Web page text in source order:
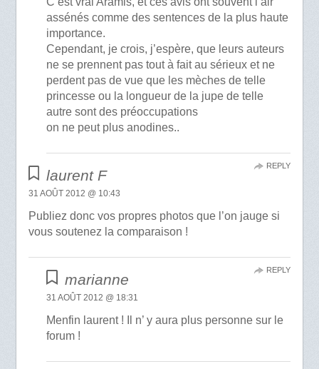
assénés comme des sentences de la plus haute
importance.
Cependant, je crois, j’espère, que leurs auteurs
ne se prennent pas tout à fait au sérieux et ne
perdent pas de vue que les mèches de telle
princesse ou la longueur de la jupe de telle
autre sont des préoccupations
on ne peut plus anodines..
laurent F
31 AOÛT 2012 @ 10:43
Publiez donc vos propres photos que l’on jauge si
vous soutenez la comparaison !
REPLY
marianne
31 AOÛT 2012 @ 18:31
Menfin laurent ! Il n’ y aura plus personne sur le
forum !
REPLY